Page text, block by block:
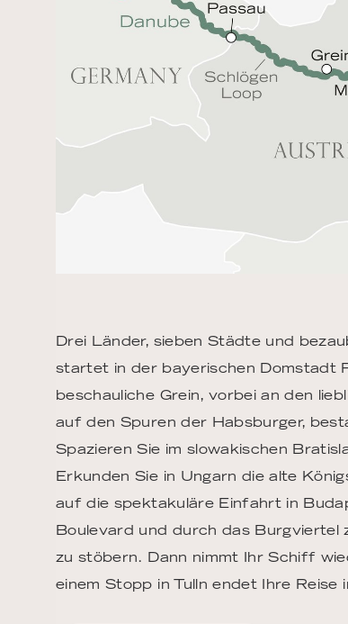
Drei Länder, sieben Städte und
startet in der bayerischen Domstadt
beschauliche Grein, vorbei an den
auf den Spuren der Habsburger,
Spazieren Sie im slowakischen
Erkunden Sie in Ungarn die alte
auf die spektakuläre Einfahrt in
Boulevard und durch das Burgviertel
zu stöbern. Dann nimmt Ihr Schiff
einem Stopp in Tulln endet Ihre Reise